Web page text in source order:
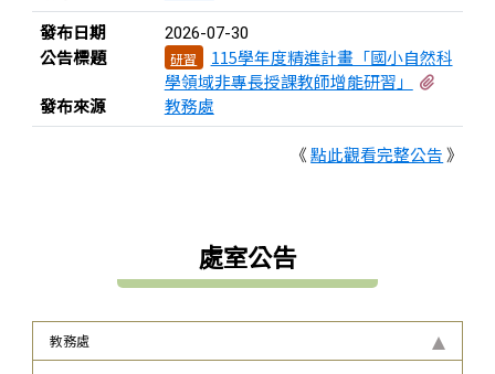
發布日期
2026-07-30
公告標題 研習
115學年度精進計畫「國小自然科
學領域非專長授課教師增能研習」
發布來源
教務處
《點此觀看完整公告》
處室公告
教務處